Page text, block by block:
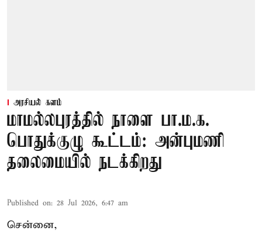
அரசியல் களம்
மாமல்லபுரத்தில் நாளை பா.ம.க.
பொதுக்குழு கூட்டம்: அன்புமணி
தலைமையில் நடக்கிறது
Published on: 28 Jul 2026, 6:47 am
சென்னை,